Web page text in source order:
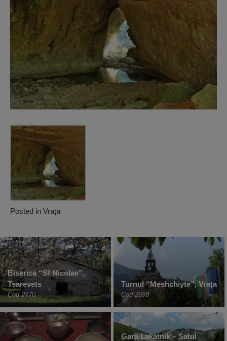
Posted in Vrața
Biserica “Sf Nicolae”,
Tsarevets
Cod 2770
Turnul “Meshchiyte”, Vrața
Cod 2699
Gara Lakatnik – Satul